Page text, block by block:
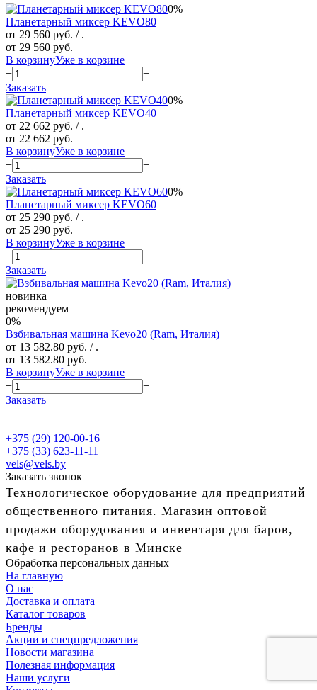
0%
Планетарный миксер KEVO80
от 29 560 руб. / .
от 29 560 руб.
В корзинуУже в корзине
−
+
Заказать
0%
Планетарный миксер KEVO40
от 22 662 руб. / .
от 22 662 руб.
В корзинуУже в корзине
−
+
Заказать
0%
Планетарный миксер KEVO60
от 25 290 руб. / .
от 25 290 руб.
В корзинуУже в корзине
−
+
Заказать
новинка
рекомендуем
0%
Взбивальная машина Kevo20 (Ram, Италия)
от 13 582.80 руб. / .
от 13 582.80 руб.
В корзинуУже в корзине
−
+
Заказать
+375 (29) 120-00-16
+375 (33) 623-11-11
vels@vels.by
Заказать звонок
Технологическое оборудование для предприятий
общественного питания. Магазин оптовой
продажи оборудования и инвентаря для баров,
кафе и ресторанов в Минске
Обработка персональных данных
На главную
О нас
Доставка и оплата
Каталог товаров
Бренды
Акции и спецпредложения
Новости магазина
Полезная информация
Наши услуги